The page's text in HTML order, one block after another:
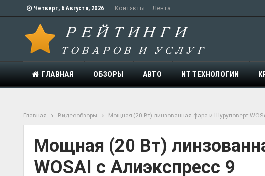
Четверг, 6 Августа, 2026 Контакты Лента
ГЛАВНАЯ ОБЗОРЫ АВТО ИТ ТЕХНОЛОГИИ
Главная Видеообзоры Мощная (20 Вт) линзованная фара и Шуруповерт
Мощная (20 Вт)
WOSAI с Алиэкспресс 9